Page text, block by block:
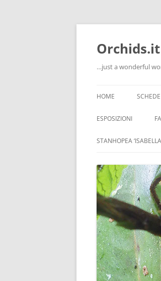
Orchids.it
…just a wonderful
HOME
INFO
LA SERRA DI GUIDO
ESPOSIZIONI
STANHOPEA